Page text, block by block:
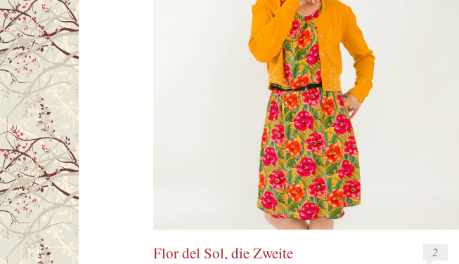
Flor del Sol, die Zweite 2